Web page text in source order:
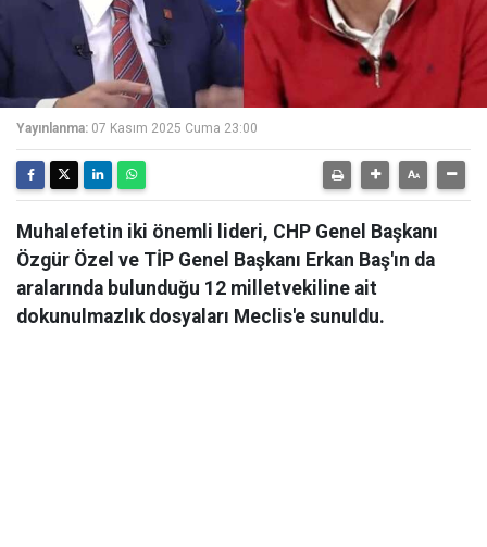
Yayınlanma: 07 Kasım 2025 Cuma 23:00
Muhalefetin iki önemli lideri, CHP Genel Başkanı
Özgür Özel ve TİP Genel Başkanı Erkan Baş'ın da
aralarında bulunduğu 12 milletvekiline ait
dokunulmazlık dosyaları Meclis'e sunuldu.